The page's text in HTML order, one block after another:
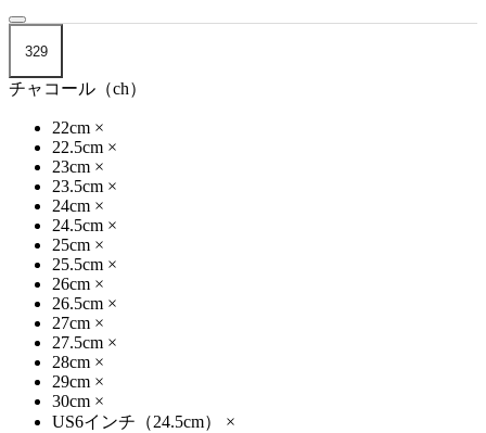
329
チャコール（ch）
22cm ×
22.5cm ×
23cm ×
23.5cm ×
24cm ×
24.5cm ×
25cm ×
25.5cm ×
26cm ×
26.5cm ×
27cm ×
27.5cm ×
28cm ×
29cm ×
30cm ×
US6インチ（24.5cm）
×